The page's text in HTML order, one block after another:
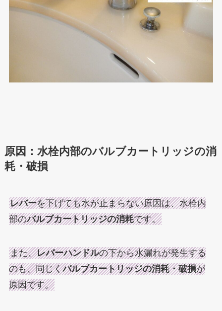
原因：水栓内部のバルブカートリッジの消
耗・破損
レバーを下げても水が止まらない原因は、水栓内
部のバルブカートリッジの消耗です。
また、レバーハンドルの下から水漏れが発生する
のも、同じくバルブカートリッジの消耗・破損が
原因です。